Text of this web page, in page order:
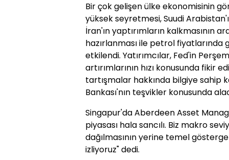
Bir çok gelişen ülke ekonomisinin
yüksek seyretmesi, Suudi
İran'ın yaptırımların kalkmasının
hazırlanması ile petrol fiyatlarında
etkilendi. Yatırımcılar, Fed'in
artırımlarının hızı konusunda fikir
tartışmalar hakkında bilgiye sahip
Bankası'nın teşvikler konusunda
Singapur'da Aberdeen Asset
piyasası hala sancılı. Biz makro
dağılmasının yerine temel
izliyoruz" dedi.